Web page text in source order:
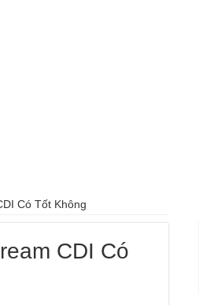
Có Tốt Không
CDI Có